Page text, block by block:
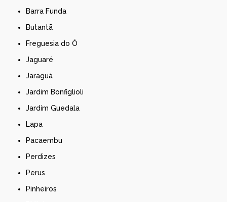
Barra Funda
Butantã
Freguesia do Ó
Jaguaré
Jaraguá
Jardim Bonfiglioli
Jardim Guedala
Lapa
Pacaembu
Perdizes
Perus
Pinheiros